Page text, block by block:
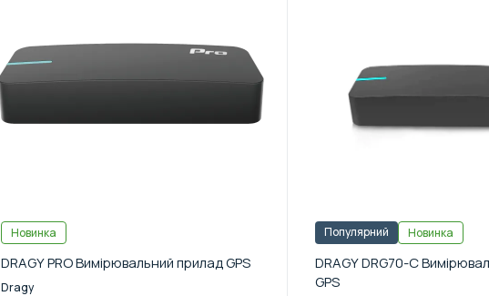
Новинка
DRAGY PRO Вимірювальний прилад GPS
Dragy
Популярний Новинка
DRAGY DRG70-C
GPS